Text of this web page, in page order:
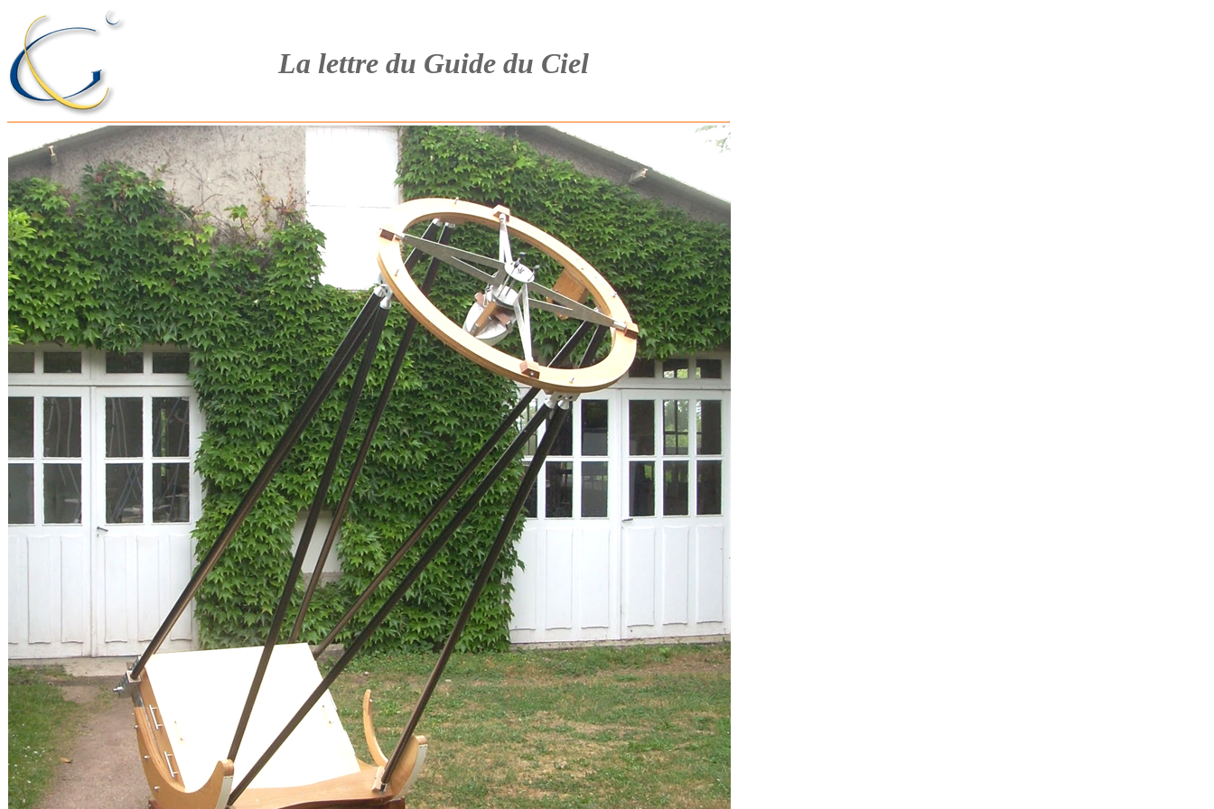
La lettre du Guide du Ciel